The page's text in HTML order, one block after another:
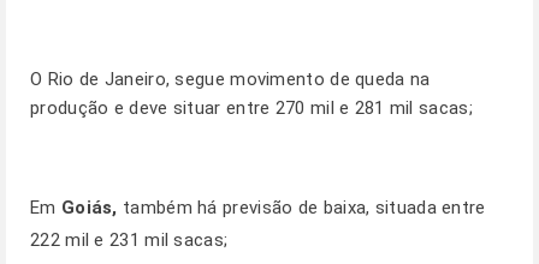
O Rio de Janeiro, segue movimento de queda na
produção e deve situar entre 270 mil e 281 mil sacas;
Em Goiás, também há previsão de baixa, situada entre
222 mil e 231 mil sacas;